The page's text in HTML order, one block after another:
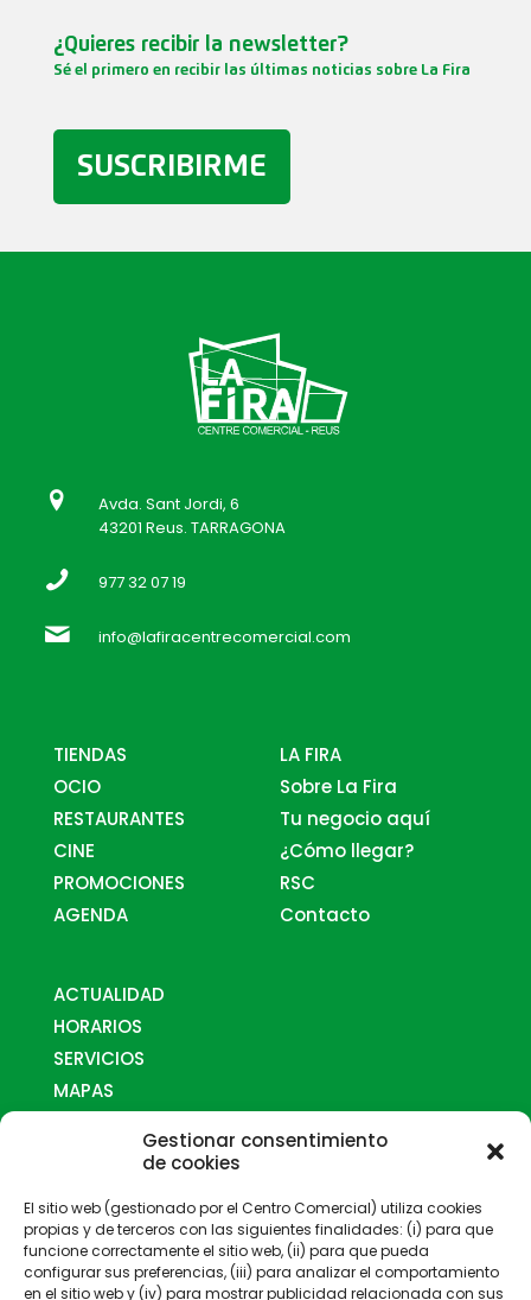
Gestionar consentimiento
de cookies
El sitio web (gestionado por el Centro Comercial) utiliza cookies
propias y de terceros con las siguientes finalidades: (i) para que
funcione correctamente el sitio web, (ii) para que pueda
configurar sus preferencias, (iii) para analizar el comportamiento
en el sitio web y (iv) para mostrar publicidad relacionada con sus
¿Quieres recibir la newsletter?
Sé el primero en recibir las últimas noticias sobre La Fira
SUSCRIBIRME
Avda. Sant Jordi, 6
43201 Reus. TARRAGONA
977 32 07 19
info@lafiracentrecomercial.com
TIENDAS
OCIO
RESTAURANTES
CINE
PROMOCIONES
AGENDA
LA FIRA
Sobre La Fira
Tu negocio aquí
¿Cómo llegar?
RSC
Contacto
ACTUALIDAD
HORARIOS
SERVICIOS
MAPAS
CONTACTO